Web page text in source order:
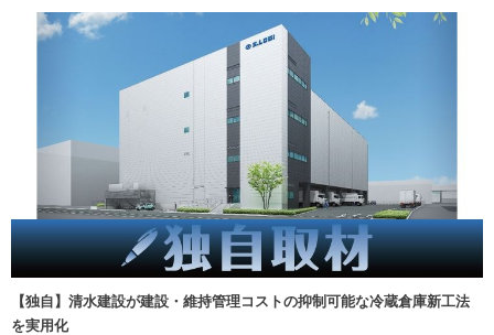
【独自】清水建設が建設・維持管理コストの抑制可能な冷蔵倉庫新工法
を実用化